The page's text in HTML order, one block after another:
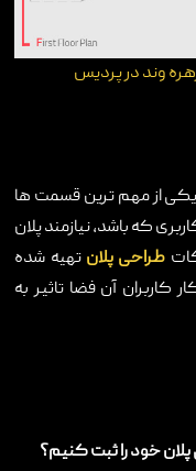
وند در پردیس
یکی از مهم ترین قسمت ها
که باشد، نیازمند پلان
طراحی پلان تهیه شده
کاربران آن فضا تاثیر به
خود را ثبت کنیم؟